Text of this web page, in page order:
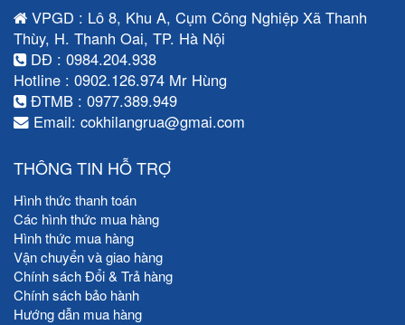
VPGD : Lô 8, Khu A, Cụm Công Nghiệp Xã Thanh
Thùy, H. Thanh Oai, TP. Hà Nội
DĐ : 0984.204.938
Hotline : 0902.126.974 Mr Hùng
ĐTMB : 0977.389.949
Email: cokhilangrua@gmai.com
THÔNG TIN HỖ TRỢ
Hình thức thanh toán
Các hình thức mua hàng
Hình thức mua hàng
Vận chuyển và giao hàng
Chính sách Đổi & Trả hàng
Chính sách bảo hành
Hướng dẫn mua hàng